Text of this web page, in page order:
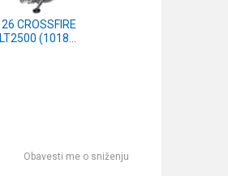
26 CROSSFIRE
LT2500 (10187-
Obavesti me o sniženju